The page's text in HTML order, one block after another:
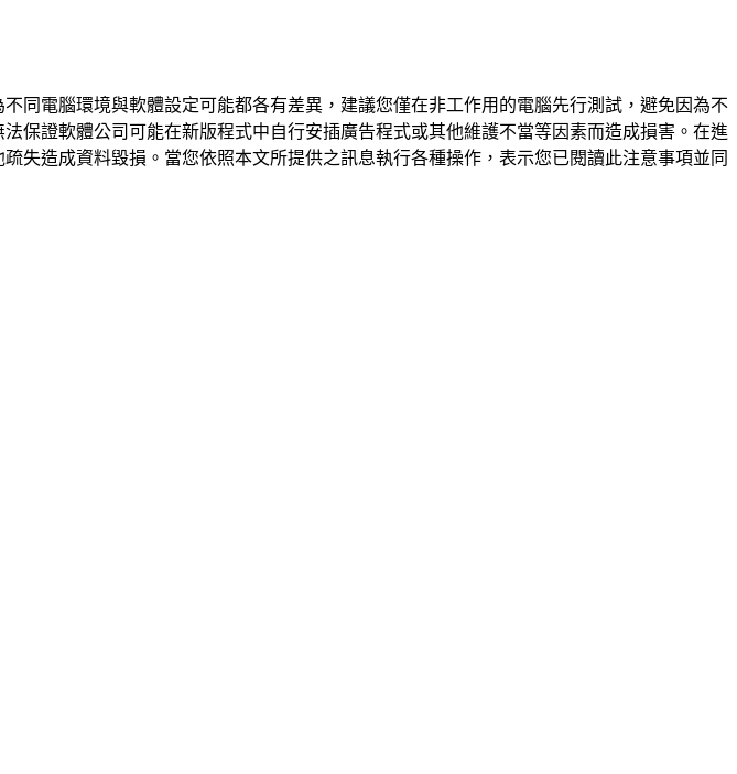
同電腦環境與軟體設定可能都各有差異，建議您僅在非工作用的電腦先行測試，避免因為不
保證軟體公司可能在新版程式中自行安插廣告程式或其他維護不當等因素而造成損害。在進
失造成資料毀損。當您依照本文所提供之訊息執行各種操作，表示您已閱讀此注意事項並同